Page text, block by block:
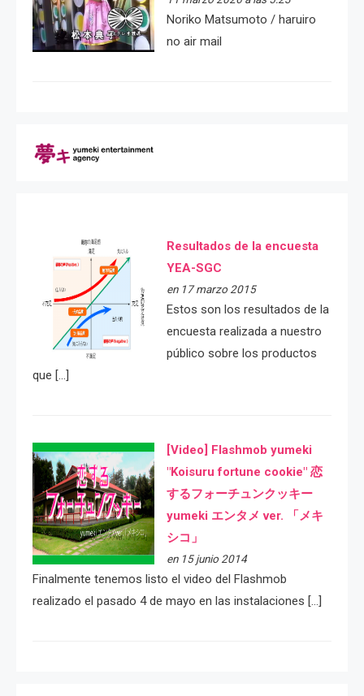
Noriko Matsumoto / haruiro
no air mail
Resultados de la encuesta
YEA-SGC
en 17 marzo 2015
Estos son los resultados de la
encuesta realizada a nuestro
público sobre los productos
que […]
[Video] Flashmob yumeki
"Koisuru fortune cookie" 恋
するフォーチュンクッキー
yumeki エンタメ ver. 「メキ
シコ」
en 15 junio 2014
Finalmente tenemos listo el video del Flashmob
realizado el pasado 4 de mayo en las instalaciones […]